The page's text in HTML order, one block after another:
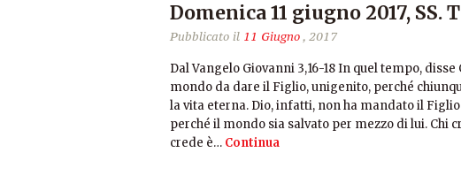
Domenica 11 giugno 2017, SS.
Pubblicato il 11 Giugno, 2017
Dal Vangelo Giovanni 3,16-18 In quel tempo,
mondo da dare il Figlio, unigenito, perché
la vita eterna. Dio, infatti, non ha mandato il
perché il mondo sia salvato per mezzo di lui. Chi
crede è… Continua